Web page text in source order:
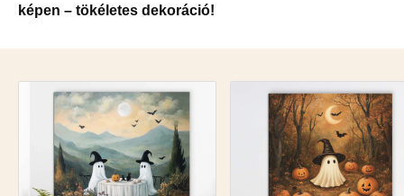
képen – tökéletes dekoráció!